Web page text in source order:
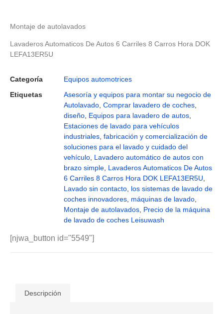
Montaje de autolavados
Lavaderos Automaticos De Autos 6 Carriles 8 Carros Hora DOK
LEFA13ER5U
Categoría
Equipos automotrices
Etiquetas
Asesoría y equipos para montar su negocio de
Autolavado Comprar lavadero de coches
diseño Equipos para lavadero de autos
Estaciones de lavado para vehículos
industriales fabricación y comercialización de
soluciones para el lavado y cuidado del
vehículo Lavadero automático de autos con
brazo simple Lavaderos Automaticos De Autos
6 Carriles 8 Carros Hora DOK LEFA13ER5U
Lavado sin contacto los sistemas de lavado de
coches innovadores máquinas de lavado
Montaje de autolavados Precio de la máquina
de lavado de coches Leisuwash
[njwa_button id="5549"]
Descripción